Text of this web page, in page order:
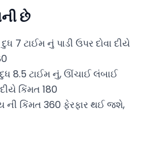
છે
7 ટાઈમ નું પાડી ઉપર દોવા દીયે
દુધ 8.5 ટાઈમ નું, ઊંચાઈ લંબાઈ
કિંમત 180
ની કિંમત 360 ફેરફાર થઈ જશે,